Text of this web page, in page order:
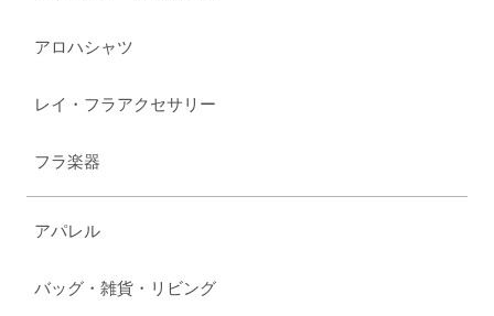
アロハシャツ
レイ・フラアクセサリー
フラ楽器
アパレル
バッグ・雑貨・リビング